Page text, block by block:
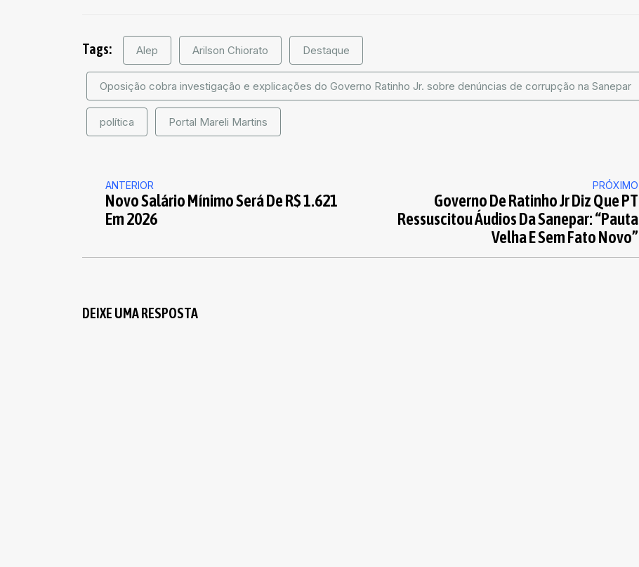
Tags: Alep Arilson Chiorato Destaque
Oposição cobra investigação e explicações do Governo Ratinho Jr. sobre denúncias de corrupção na Sanepar
política Portal Mareli Martins
ANTERIOR
Novo Salário Mínimo Será De R$ 1.621
Em 2026
PRÓXIMO
Governo De Ratinho Jr Diz Que PT
Ressuscitou Áudios Da Sanepar: “pauta
Velha E Sem Fato Novo”
DEIXE UMA RESPOSTA